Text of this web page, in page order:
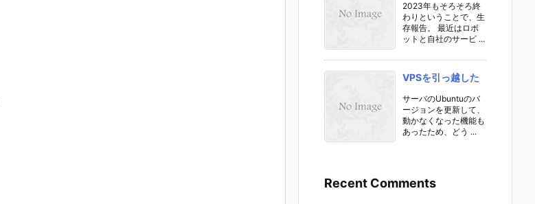
2023年もそろそろ終
わりということで、生
存報告。 最近はロボ
ットと自社のサービ ...
VPSを引っ越した
サーバのUbuntuのバ
ージョンを更新して、
動かなくなった機能も
あったため、どう ...
Recent Comments